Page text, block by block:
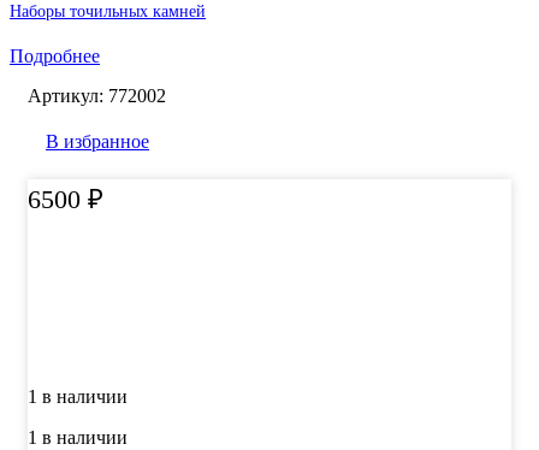
Наборы точильных камней
Подробнее
Артикул: 772002
В избранное
6500 ₽
1 в наличии
1 в наличии